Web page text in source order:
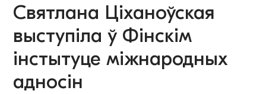
Святлана Ціханоўская
выступіла ў Фінскім
інстытуце міжнародных
адносін